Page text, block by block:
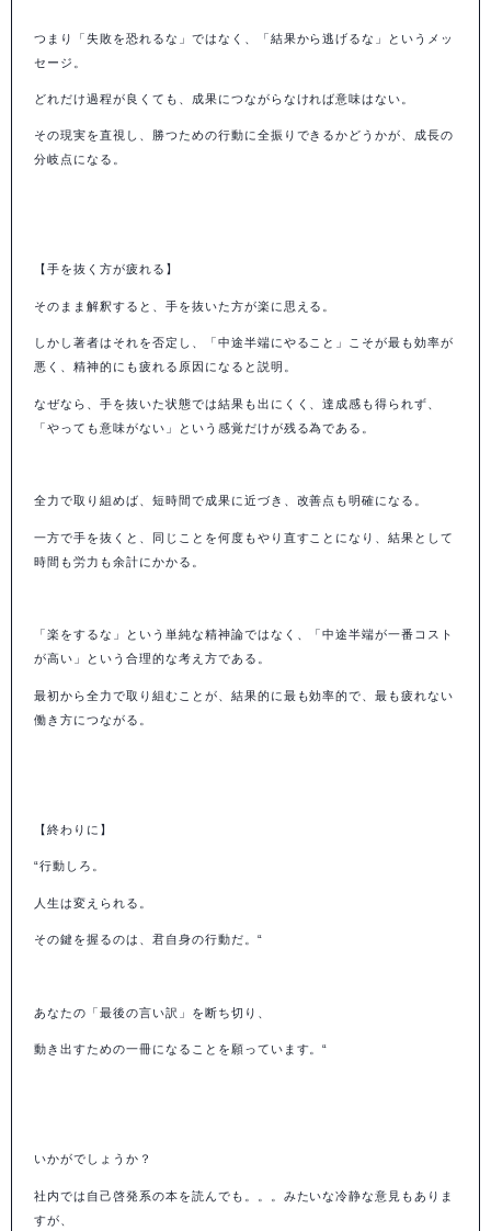
つまり「失敗を恐れるな」ではなく、「結果から逃げるな」というメッ
セージ。
どれだけ過程が良くても、成果につながらなければ意味はない。
その現実を直視し、勝つための行動に全振りできるかどうかが、成長の
分岐点になる。
【手を抜く方が疲れる】
そのまま解釈すると、手を抜いた方が楽に思える。
しかし著者はそれを否定し、「中途半端にやること」こそが最も効率が
悪く、精神的にも疲れる原因になると説明。
なぜなら、手を抜いた状態では結果も出にくく、達成感も得られず、
「やっても意味がない」という感覚だけが残る為である。
全力で取り組めば、短時間で成果に近づき、改善点も明確になる。
一方で手を抜くと、同じことを何度もやり直すことになり、結果として
時間も労力も余計にかかる。
「楽をするな」という単純な精神論ではなく、「中途半端が一番コスト
が高い」という合理的な考え方である。
最初から全力で取り組むことが、結果的に最も効率的で、最も疲れない
働き方につながる。
【終わりに】
“行動しろ。
人生は変えられる。
その鍵を握るのは、君自身の行動だ。 “
あなたの「最後の言い訳」を断ち切り、
動き出すための一冊になることを願っています。“
いかがでしょうか？
社内では自己啓発系の本を読んでも。。。みたいな冷静な意見もありま
すが、